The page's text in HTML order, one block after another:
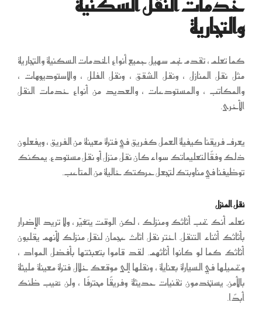
والتجارية
كما تعلم ، تقدم نجم سهيل جميع أنواع الخدمات السكنية والتجارية
مثل نقل المنازل ، ونقل الشقق ، ونقل الفلل ، والاستوديوهات ،
والمكاتب ، والمستودعات ، والعديد من أنواع خدمات النقل
الأخرى.
يعرف فريقنا كيفية العمل كفريق في فترة معينة من الفريق ، ويفعلون
ذلك وفقًا لتعليماتك سواء كان نقل منزل أو نقل مستودع. يمكنك
توظيفنا في مناوبتك لتجعل حركتك خالية من المتاعب.
نقل المنزل
نعلم أنك تحب أثاثك ومنزلك ، لكن الوقت يتغيّر ، ولا تريد الإضرار
بأثاثك أثناء التنقل. اختر نقل اثاث عجمان لنقل منزلك لأنهم يقلبون
أثاثك كما لو كانوا أثاثهم. لقد قاموا بتعبئتها بأفضل المواد ،
وتحميلها في السيارة بعناية ، ونقلها إلى موقعك خلال فترة معينة مليئة
بالأمن. يستخدمون تقنيات حديثة وفريقًا محترفًا ، ولن يخيب ظنك
أبدًا.